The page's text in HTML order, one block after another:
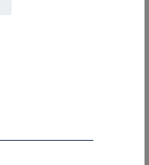
2024!